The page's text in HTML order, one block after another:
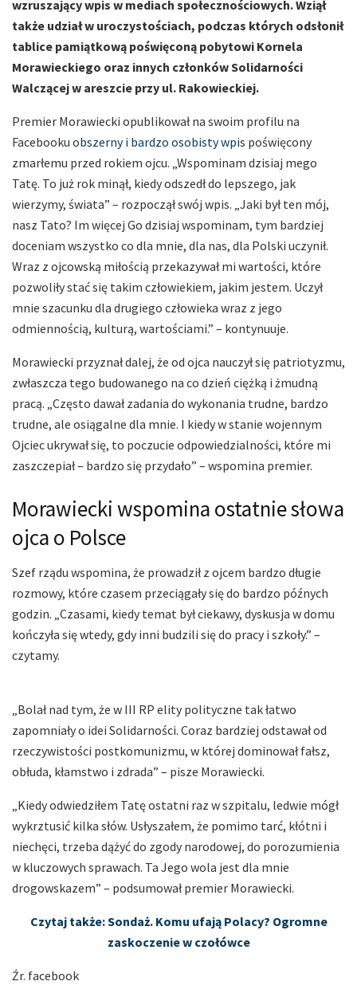
wzruszający wpis w mediach społecznościowych. Wziął
także udział w uroczystościach, podczas których odsłonił
tablice pamiątkową poświęconą pobytowi Kornela
Morawieckiego oraz innych członków Solidarności
Walczącej w areszcie przy ul. Rakowieckiej.
Premier Morawiecki opublikował na swoim profilu na
Facebooku obszerny i bardzo osobisty wpis poświęcony
zmarłemu przed rokiem ojcu. „Wspominam dzisiaj mego
Tatę. To już rok minął, kiedy odszedł do lepszego, jak
wierzymy, świata” – rozpoczął swój wpis. „Jaki był ten mój,
nasz Tato? Im więcej Go dzisiaj wspominam, tym bardziej
doceniam wszystko co dla mnie, dla nas, dla Polski uczynił.
Wraz z ojcowską miłością przekazywał mi wartości, które
pozwoliły stać się takim człowiekiem, jakim jestem. Uczył
mnie szacunku dla drugiego człowieka wraz z jego
odmiennością, kulturą, wartościami.” – kontynuuje.
Morawiecki przyznał dalej, że od ojca nauczył się patriotyzmu,
zwłaszcza tego budowanego na co dzień ciężką i żmudną
pracą. „Często dawał zadania do wykonania trudne, bardzo
trudne, ale osiągalne dla mnie. I kiedy w stanie wojennym
Ojciec ukrywał się, to poczucie odpowiedzialności, które mi
zaszczepiał – bardzo się przydało” – wspomina premier.
Morawiecki wspomina ostatnie słowa
ojca o Polsce
Szef rządu wspomina, że prowadził z ojcem bardzo długie
rozmowy, które czasem przeciągały się do bardzo późnych
godzin. „Czasami, kiedy temat był ciekawy, dyskusja w domu
kończyła się wtedy, gdy inni budzili się do pracy i szkoły.” –
czytamy.
„Bolał nad tym, że w III RP elity polityczne tak łatwo
zapomniały o idei Solidarności. Coraz bardziej odstawał od
rzeczywistości postkomunizmu, w której dominował fałsz,
obłuda, kłamstwo i zdrada” – pisze Morawiecki.
„Kiedy odwiedziłem Tatę ostatni raz w szpitalu, ledwie mógł
wykrztusić kilka słów. Usłyszałem, że pomimo tarć, kłótni i
niechęci, trzeba dążyć do zgody narodowej, do porozumienia
w kluczowych sprawach. Ta Jego wola jest dla mnie
drogowskazem” – podsumował premier Morawiecki.
Czytaj także: Sondaż. Komu ufają Polacy? Ogromne
zaskoczenie w czołówce
Źr. facebook